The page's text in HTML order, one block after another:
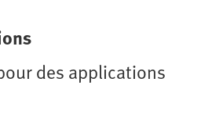
des applications